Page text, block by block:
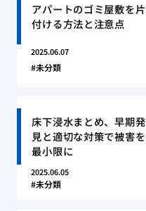
アパートのゴミ屋敷を片
付ける方法と注意点
2025.06.07
未分類
床下浸水まとめ、早期発
見と適切な対策で被害を
最小限に
2025.06.05
未分類